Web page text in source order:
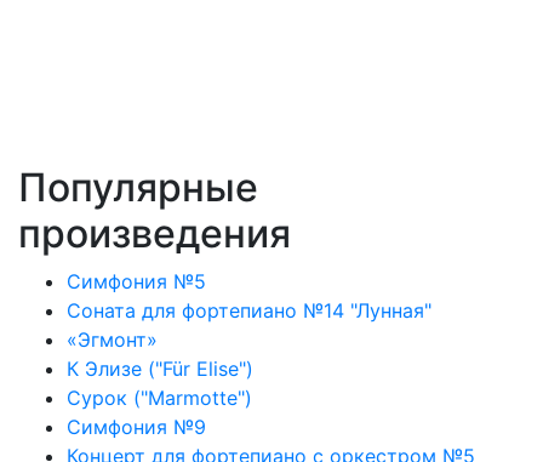
Популярные
произведения
Симфония №5
Соната для фортепиано №14 "Лунная"
«Эгмонт»
К Элизе ("Für Elise")
Сурок ("Marmotte")
Симфония №9
Концерт для фортепиано с оркестром №5